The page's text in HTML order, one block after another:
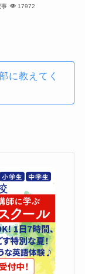
事 17972
に教えてく